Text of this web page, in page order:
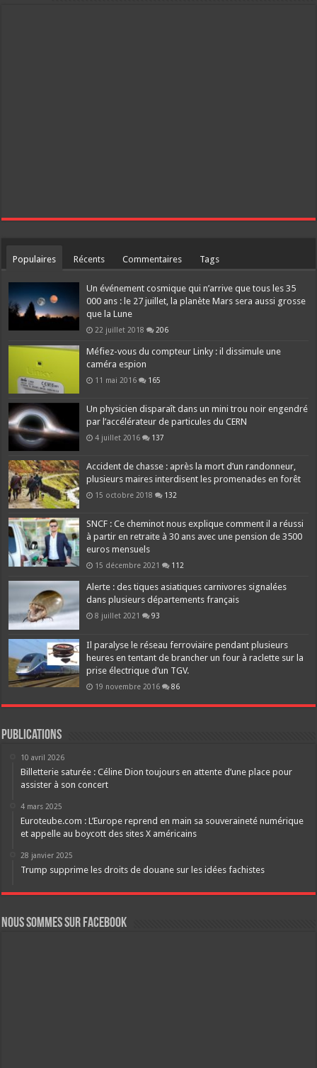
Populaires Récents Commentaires Tags
Un événement cosmique qui n’arrive que tous les 35
000 ans : le 27 juillet, la planète Mars sera aussi grosse
que la Lune
22 juillet 2018 206
Méfiez-vous du compteur Linky : il dissimule une
caméra espion
11 mai 2016 165
Un physicien disparaît dans un mini trou noir engendré
par l’accélérateur de particules du CERN
4 juillet 2016 137
Accident de chasse : après la mort d’un randonneur,
plusieurs maires interdisent les promenades en forêt
15 octobre 2018 132
SNCF : Ce cheminot nous explique comment il a réussi
à partir en retraite à 30 ans avec une pension de 3500
euros mensuels
15 décembre 2021 112
Alerte : des tiques asiatiques carnivores signalées
dans plusieurs départements français
8 juillet 2021 93
Il paralyse le réseau ferroviaire pendant plusieurs
heures en tentant de brancher un four à raclette sur la
prise électrique d’un TGV.
19 novembre 2016 86
Publications
10 avril 2026
Billetterie saturée : Céline Dion toujours en attente d’une place pour
assister à son concert
4 mars 2025
Euroteube.com : L’Europe reprend en main sa souveraineté numérique
et appelle au boycott des sites X américains
28 janvier 2025
Trump supprime les droits de douane sur les idées fachistes
Nous sommes sur FaceBook